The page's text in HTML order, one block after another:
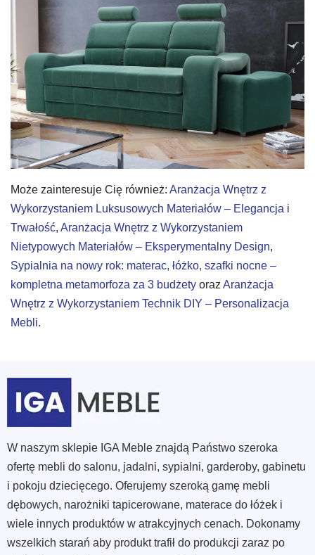
Może zainteresuje Cię również: Aranżacja Wnętrz z
Wykorzystaniem Luksusowych Materiałów – Elegancja i
Trwałość, Aranżacja Wnętrz z Wykorzystaniem
Nietypowych Materiałów – Eksperymentalny Design,
Sypialnia na nowy rok: materac, łóżko, szafki nocne –
kompletna metamorfoza za 3 budżety oraz Aranżacja
Wnętrz z Wykorzystaniem Technik DIY – Personalizacja
Mebli.
W naszym sklepie IGA Meble znajdą Państwo szeroka
ofertę mebli do salonu, jadalni, sypialni, garderoby, gabinetu
i pokoju dziecięcego. Oferujemy szeroką gamę mebli
dębowych, narożniki tapicerowane, materace do łóżek i
wiele innych produktów w atrakcyjnych cenach. Dokonamy
wszelkich starań aby produkt trafił do produkcji zaraz po